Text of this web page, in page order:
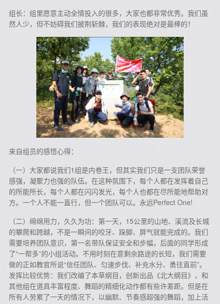
组长：组里愿意主动全情投入的很多，大家也都非常优秀。我们虽
然人少，但不妨碍我们披荆斩棘，我们的表现绝对是最棒的！
来自组员的感悟心得：
（一）大家都说我们1组是内卷王，但其实我们只是一支团队荣誉
感强，凝聚力也强的队伍。在这种氛围下，每个人都在发挥着自己
的所能所长，每个人都在闪闪发光，每个人也都在尽所能地帮助对
方。一个人不能一直行，但一个团队可以。永远Perfect One!
（二）绵绵用力，久久为功：第一天，15公里的山地、溪流及长城
的攀爬和跨越，不是一瞬间的咬牙、跺脚、屏气就能完成的。我们
需要培养团队意识，第一名带队保证安全和步幅，后面的同学形成
了“一帮多”的小组活动。不用时刻在意剩余路途的长短，我们需要
做的正如教官所说“信任团队、匀速步伐、补充水分、勇往直前”。
发挥比较优势：我们改编了本草纲目，创新出品《北大纲目》，和
其他组在道具丰富程度、舞蹈的精细化动作都有些许差距。但是在
所有人劳累了一天的情况下，以幽默、节奏感超强的舞蹈，加上活